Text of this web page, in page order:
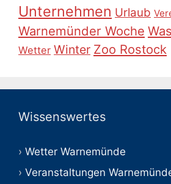
Unternehmen Urlaub
Warnemünder Woche
Wetter Winter Zoo Rostock
Wissenswertes
Wetter Warnemünde
Veranstaltungen